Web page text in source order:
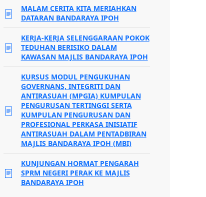
MALAM CERITA KITA MERIAHKAN
DATARAN BANDARAYA IPOH
KERJA-KERJA SELENGGARAAN POKOK
TEDUHAN BERISIKO DALAM
KAWASAN MAJLIS BANDARAYA IPOH
KURSUS MODUL PENGUKUHAN
GOVERNANS, INTEGRITI DAN
ANTIRASUAH (MPGIA) KUMPULAN
PENGURUSAN TERTINGGI SERTA
KUMPULAN PENGURUSAN DAN
PROFESIONAL PERKASA INISIATIF
ANTIRASUAH DALAM PENTADBIRAN
MAJLIS BANDARAYA IPOH (MBI)
KUNJUNGAN HORMAT PENGARAH
SPRM NEGERI PERAK KE MAJLIS
BANDARAYA IPOH